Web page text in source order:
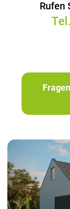
Rufen
Tel.